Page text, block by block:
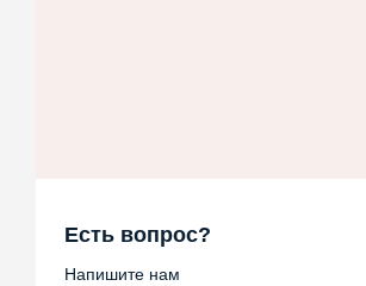
Есть вопрос?
Напишите нам